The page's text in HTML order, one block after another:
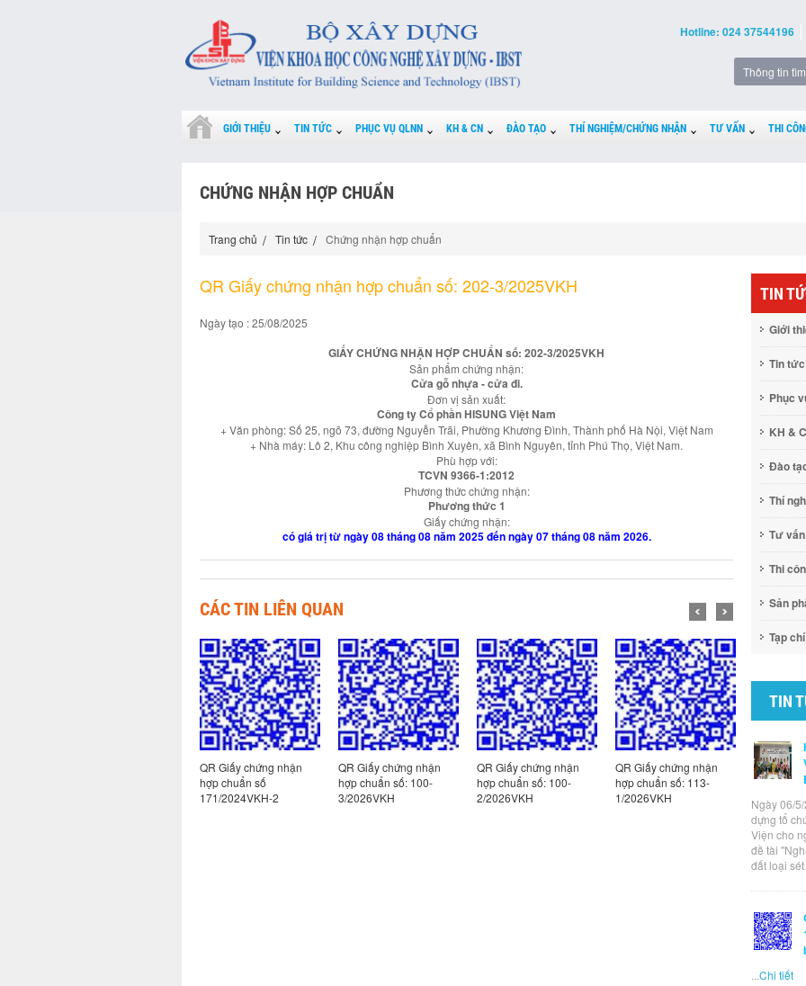
Hotline: 024 37544196
GIỚI THIỆU TIN TỨC PHỤC VỤ QLNN KH & CN ĐÀO TẠO THÍ NGHIỆM/CHỨNG NHẬN TƯ VẤN THI
CHỨNG NHẬN HỢP CHUẨN
Trang chủ Tin tức Chứng nhận hợp chuẩn
QR Giấy chứng nhận hợp chuẩn số: 202-3/2025VKH
Ngày tạo : 25/08/2025
GIẤY CHỨNG NHẬN HỢP CHUẨN số: 202-3/2025VKH
Sản phẩm chứng nhận:
Cửa gỗ nhựa - cửa đi.
Đơn vị sản xuất:
Công ty Cổ phần HISUNG Việt Nam
+ Văn phòng: Số 25, ngõ 73, đường Nguyễn Trãi, Phường Khương Đình, Thành phố Hà Nội, Việt Nam
+ Nhà máy: Lô 2, Khu công nghiệp Bình Xuyên, xã Bình Nguyên, tỉnh Phú Thọ, Việt Nam.
Phù hợp với:
TCVN 9366-1:2012
Phương thức chứng nhận:
Phương thức 1
Giấy chứng nhận:
có giá trị từ ngày 08 tháng 08 năm 2025 đến ngày 07 tháng 08 năm 2026.
CÁC TIN LIÊN QUAN
QR Giấy chứng nhận
hợp chuẩn số
171/2024VKH-2
QR Giấy chứng nhận
hợp chuẩn số: 100-
3/2026VKH
QR Giấy chứng nhận
hợp chuẩn số: 100-
2/2026VKH
QR Giấy chứng nhận
hợp chuẩn số: 113-
1/2026VKH
QR Giấy
hợp
5/
TIN
Giới
Tin tức
Phục
KH &
Đào
Thí
Tư vấn
Thi
Sản
Tạp chí
TIN
Ngày 06/
dựng tổ
Viện cho
đề tài
đất loại
...Chi tiết